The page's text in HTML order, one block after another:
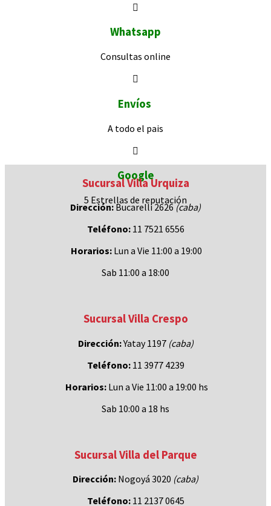
Whatsapp
Consultas online
Envíos
A todo el pais
Google
5 Estrellas de reputación
Sucursal Villa Urquiza
Dirección:Bucarelli 2626(caba)
Teléfono:11 7521 6556
Horarios: Lun a Vie 11:00 a 19:00
Sab 11:00 a 18:00
Sucursal Villa Crespo
Dirección:Yatay 1197 (caba)
Teléfono:11 3977 4239
Horarios:Lun a Vie 11:00 a 19:00 hs
Sab 10:00 a 18 hs
Sucursal Villa del Parque
Dirección: Nogoyá 3020 (caba)
Teléfono:11 2137 0645